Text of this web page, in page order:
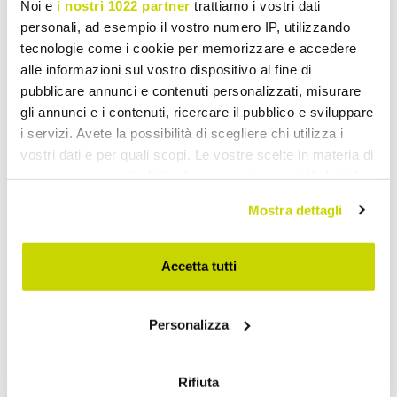
Noi e i nostri 1022 partner trattiamo i vostri dati
personali, ad esempio il vostro numero IP, utilizzando
tecnologie come i cookie per memorizzare e accedere
alle informazioni sul vostro dispositivo al fine di
pubblicare annunci e contenuti personalizzati, misurare
gli annunci e i contenuti, ricercare il pubblico e sviluppare
i servizi. Avete la possibilità di scegliere chi utilizza i
vostri dati e per quali scopi. Le vostre scelte in materia di
modificare o revocare il proprio consenso in qualsiasi
momento dalla Dichiarazione sui cookie o facendo clic
sull'icona di attivazione della privacy.
raccogliere informazioni sulla tua posizione
Identificare il tuo dispositivo, scansionandolo
Mostra dettagli
Accetta tutti
Personalizza
Rifiuta